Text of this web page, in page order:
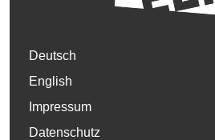
Deutsch
English
Impressum
Datenschutz